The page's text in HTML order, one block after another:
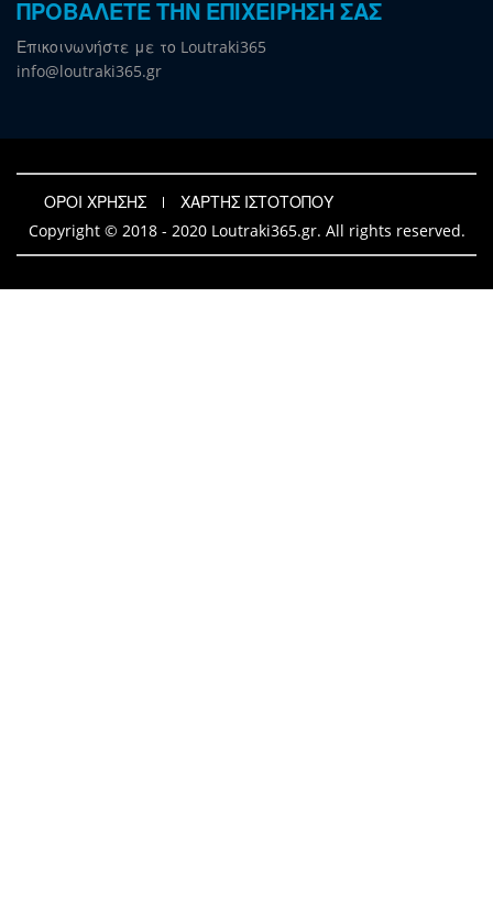
ΠΡΟΒΑΛΕΤΕ ΤΗΝ ΕΠΙΧΕΙΡΗΣΗ ΣΑΣ
Επικοινωνήστε με το Loutraki365
info@loutraki365.gr
ΟΡΟΙ ΧΡΗΣΗΣ
ΧΑΡΤΗΣ ΙΣΤΟΤΟΠΟΥ
Copyright © 2018 - 2020 Loutraki365.gr. All rights reserved.